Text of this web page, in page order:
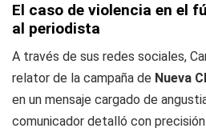
El caso de violencia en el
al periodista
A través de sus redes sociales,
relator de la campaña de Nueva
en un mensaje cargado de
comunicador detalló con